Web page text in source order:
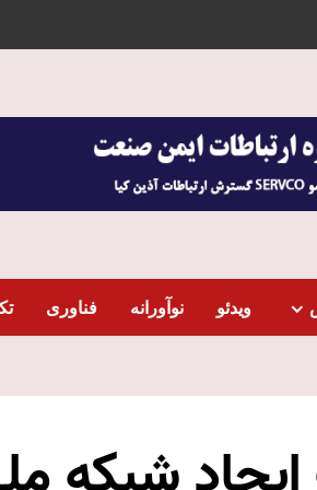
ویدئو نوآورانه فناوری